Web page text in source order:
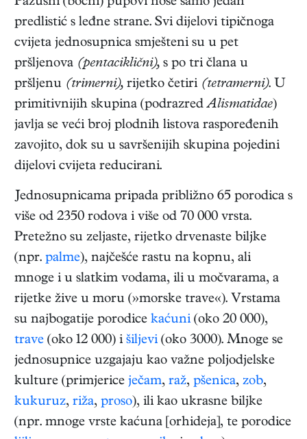
predlistić s leđne strane. Svi dijelovi tipičnoga
cvijeta jednosupnica smješteni su u pet
pršljenova (pentaciklični), s po tri člana u
pršljenu (trimerni), rijetko četiri (tetramerni). U
primitivnijih skupina (podrazredAlismatidae)
javlja se veći broj plodnih listova raspoređenih
zavojito, dok su u savršenijih skupina pojedini
dijelovi cvijeta reducirani.
Jednosupnicama pripada približno 65 porodica s
više od 2350 rodova i više od 70 000 vrsta.
Pretežno su zeljaste, rijetko drvenaste biljke
(npr. palme), najčešće rastu na kopnu, ali
mnoge i u slatkim vodama, ili u močvarama, a
rijetke žive u moru (»morske trave«). Vrstama
su najbogatije porodice kaćuni (oko 20 000),
trave (oko 12 000) i šiljevi (oko 3000). Mnoge se
jednosupnice uzgajaju kao važne poljodjelske
kulture (primjerice ječam, raž, pšenica, zob,
kukuruz, riža, proso), ili kao ukrasne biljke
(npr. mnoge vrste kaćuna [orhideja], te porodice